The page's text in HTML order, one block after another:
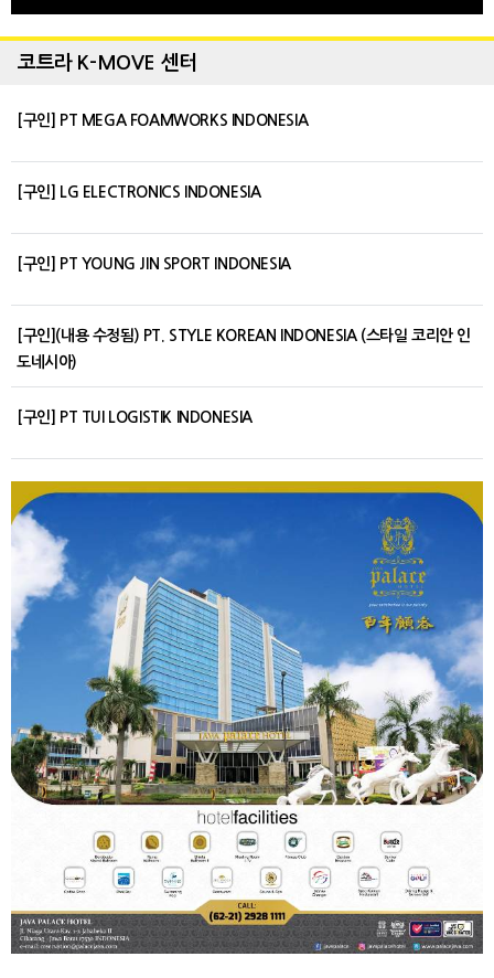
코트라 K-MOVE 센터
[구인] PT MEGA FOAMWORKS INDONESIA
[구인] LG ELECTRONICS INDONESIA
[구인] PT YOUNG JIN SPORT INDONESIA
[구인](내용 수정됨) PT. STYLE KOREAN INDONESIA (스타일 코리안 인
도네시아)
[구인] PT TUI LOGISTIK INDONESIA